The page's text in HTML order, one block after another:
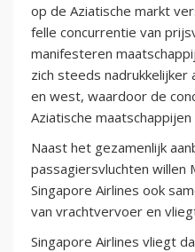
op de Aziatische markt
felle concurrentie van
manifesteren
zich steeds
en west, waardoor de
Aziatische
Naast het gezamenlijk
passagiersvluchten willen
Singapore Airlines ook
van vrachtvervoer en
Singapore Airlines vliegt